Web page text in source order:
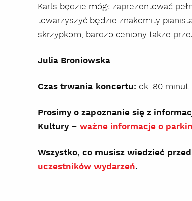
Karls będzie mógł zaprezentować
towarzyszyć będzie znakomity
skrzypkom, bardzo ceniony także
Julia Broniowska
Czas trwania koncertu: ok. 80 minut
Prosimy o zapoznanie się z
Kultury –ważne informacje o
Wszystko, co musisz wiedzieć
uczestników wydarzeń.